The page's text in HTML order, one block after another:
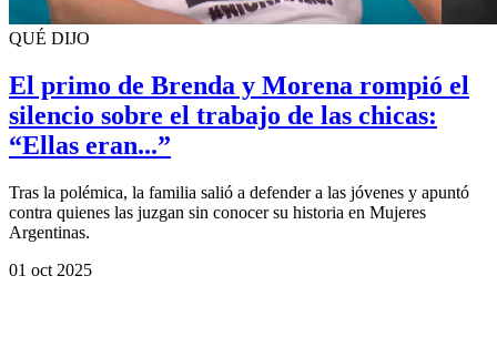
QUÉ DIJO
El primo de Brenda y Morena rompió el
silencio sobre el trabajo de las chicas:
“Ellas eran...”
Tras la polémica, la familia salió a defender a las jóvenes y apuntó
contra quienes las juzgan sin conocer su historia en Mujeres
Argentinas.
01 oct 2025